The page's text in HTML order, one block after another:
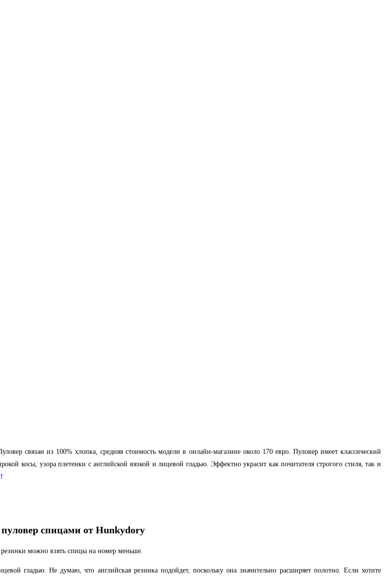
связан из 100% хлопка, средняя стоимость модели в онлайн-магазине около 170 евро. Пуловер имеет классический
косы, узора плетенки с английской вязкой и лицевой гладью. Эффектно украсит как почитателя строгого стиля, так и
!
спицами от Hunkydory
можно взять спицы на номер меньше.
гладью. Не думаю, что английская резинка подойдет, поскольку она значительно расширяет полотно. Если хотите